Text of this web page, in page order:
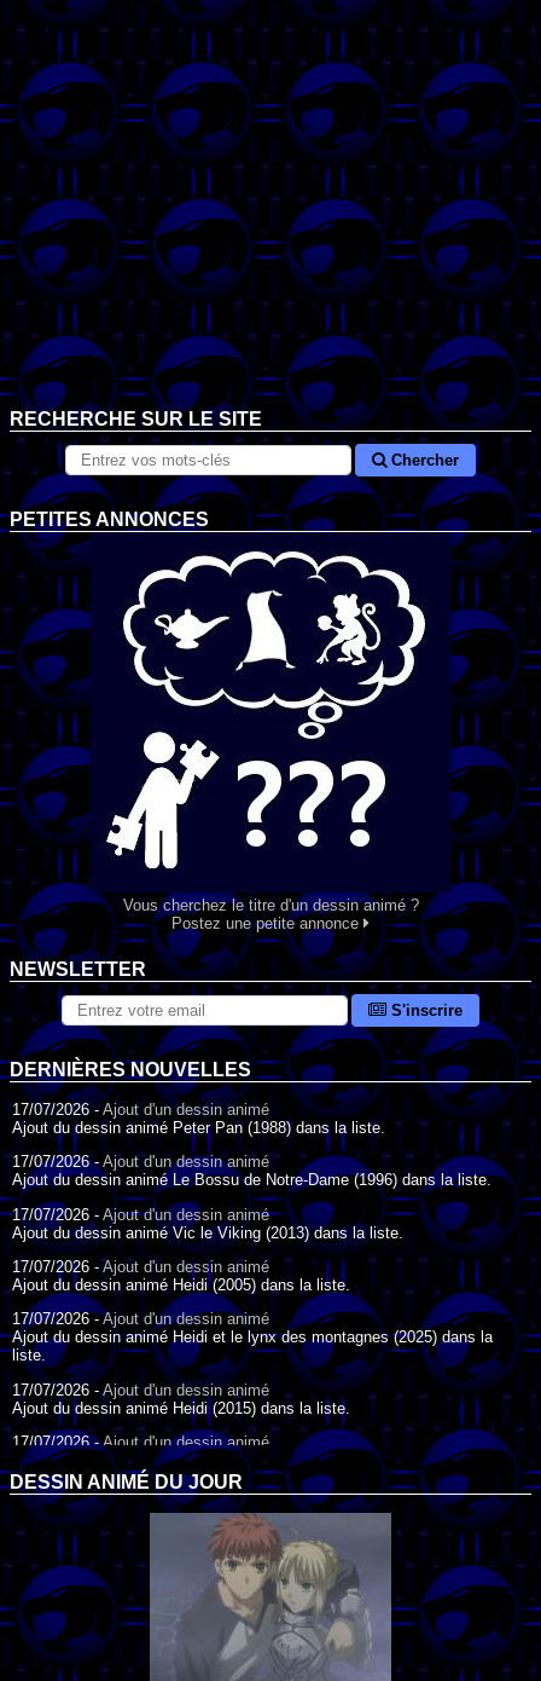
RECHERCHE SUR LE SITE
Chercher
PETITES ANNONCES
Vous cherchez le titre d'un dessin animé ?
Postez une petite annonce
NEWSLETTER
S'inscrire
DERNIÈRES NOUVELLES
17/07/2026 -Ajout d'un dessin animé
Ajout du dessin animé Peter Pan (1988) dans la liste.
17/07/2026 - Ajout d'un dessin animé
Ajout du dessin animé Le Bossu de Notre-Dame (1996) dans la liste.
17/07/2026 - Ajout d'un dessin animé
Ajout du dessin animé Vic le Viking (2013) dans la liste.
17/07/2026 - Ajout d'un dessin animé
Ajout du dessin animé Heidi (2005) dans la liste.
17/07/2026 -Ajout d'un dessin animé
Ajout du dessin animé Heidi et le lynx des montagnes (2025) dans la
liste.
17/07/2026 -Ajout d'un dessin animé
Ajout du dessin animé Heidi (2015) dans la liste.
17/07/2026 -Ajout d'un dessin animé
Ajout du dessin animé Heidi (1995) dans la liste.
09/07/2026 -Ajout d'un dessin animé
Ajout du dessin animé Genki l'Aventurier de la Chance (2006) dans la
liste.
04/07/2026 -Ajout d'un dessin animé
Ajout du dessin animé Vilain Petit Canard (2000) dans la liste.
04/07/2026 -
Ajout d'un dessin animé
Ajout du dessin animé Le Noël du vilain petit canard (2003) dans la liste.
DESSIN ANIMÉ DU JOUR